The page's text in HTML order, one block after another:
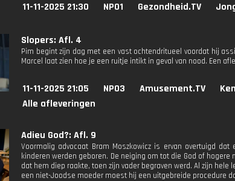
11-11-2025 21:30 NPO1 Gezondheid.TV
Slopers: Afl. 4
Pim begint zijn dag met een vast ochtendritueel voordat hij
Marcel laat zien hoe je een ruitje intikt in geval van nood. Een
11-11-2025 21:05 NPO3 Amusement.TV
Alle afleveringen
Adieu God?: Afl. 9
Voormalig advocaat Bram Moszkowicz is ervan overtuigd
kinderen werden geboren. De neiging om tot die God of
dat hem diep raakte, toen zijn vader begraven werd. Al zijn
een niet-Joodse moeder moest hij een uitgebreide procedure